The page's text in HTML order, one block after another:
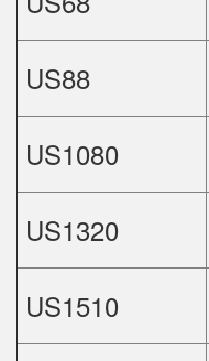
US88
US1080
US1320
US1510